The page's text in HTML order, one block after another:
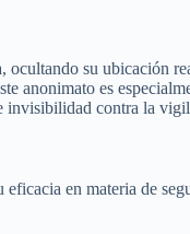
su ubicación
anonimato es
invisibilidad contra la
en materia de